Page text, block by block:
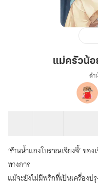
น้อย
แม่ครัวน้อ
ส
‘ร้านน้ำแกงโบราณเจียงจี้’ ขอ
ทางการ
แม้จะยังไม่มีพริกที่เป็นเครื่อง